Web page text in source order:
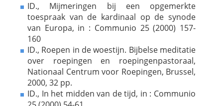
ID., Mijmeringen bij een opgemerkte
toespraak van de kardinaal op de synode
van Europa, in : Communio 25 (2000) 157-
160
ID., Roepen in de woestijn. Bijbelse meditatie
over roepingen en roepingenpastoraal,
Nationaal Centrum voor Roepingen, Brussel,
2000, 32 pp.
ID., In het midden van de tijd, in : Communio